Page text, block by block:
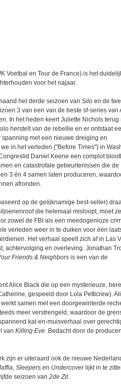
Voetbal en Tour de France) is het
voor het najaar.
het derde seizoen van Silo en de
3 van een van de beste sf-series van
In het heden keert Juliette Nichols terug
herstelt van de rebellie en er ontstaat
met een nieuwe dreiging en
in het verleden ("Before Times") in
Daniel Keene een complot
en catastrofale gebeurtenissen die de
3 én 4 samen laten produceren,
afronden.
op de gelijknamige best-seller)
die helemaal misloopt, moet
zowel de FBI als een meedogenloze
verleden weer in te duiken voor één
Het verhaal speelt zich af in Las
achtervolging en overleving. Jonathan
Friends & Neighbors is een van de
Alice Black die op een mysterieuze,
gespeeld door Lola Petticrew).
samen met een doorgewinterde
meer verstrengeld, waardoor de
kat-en-muisverhaal over
van Killing Eve. Bedacht door de
zijn er uiteraard ook de nieuwe
Sleepers en Undercover lijkt in te
seizoen van 2de Zit.